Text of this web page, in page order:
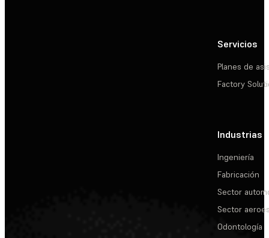
Servicios
Planes de
Factory
Industrias
Ingeniería
Fabricación
Sector
Sector
Odontología